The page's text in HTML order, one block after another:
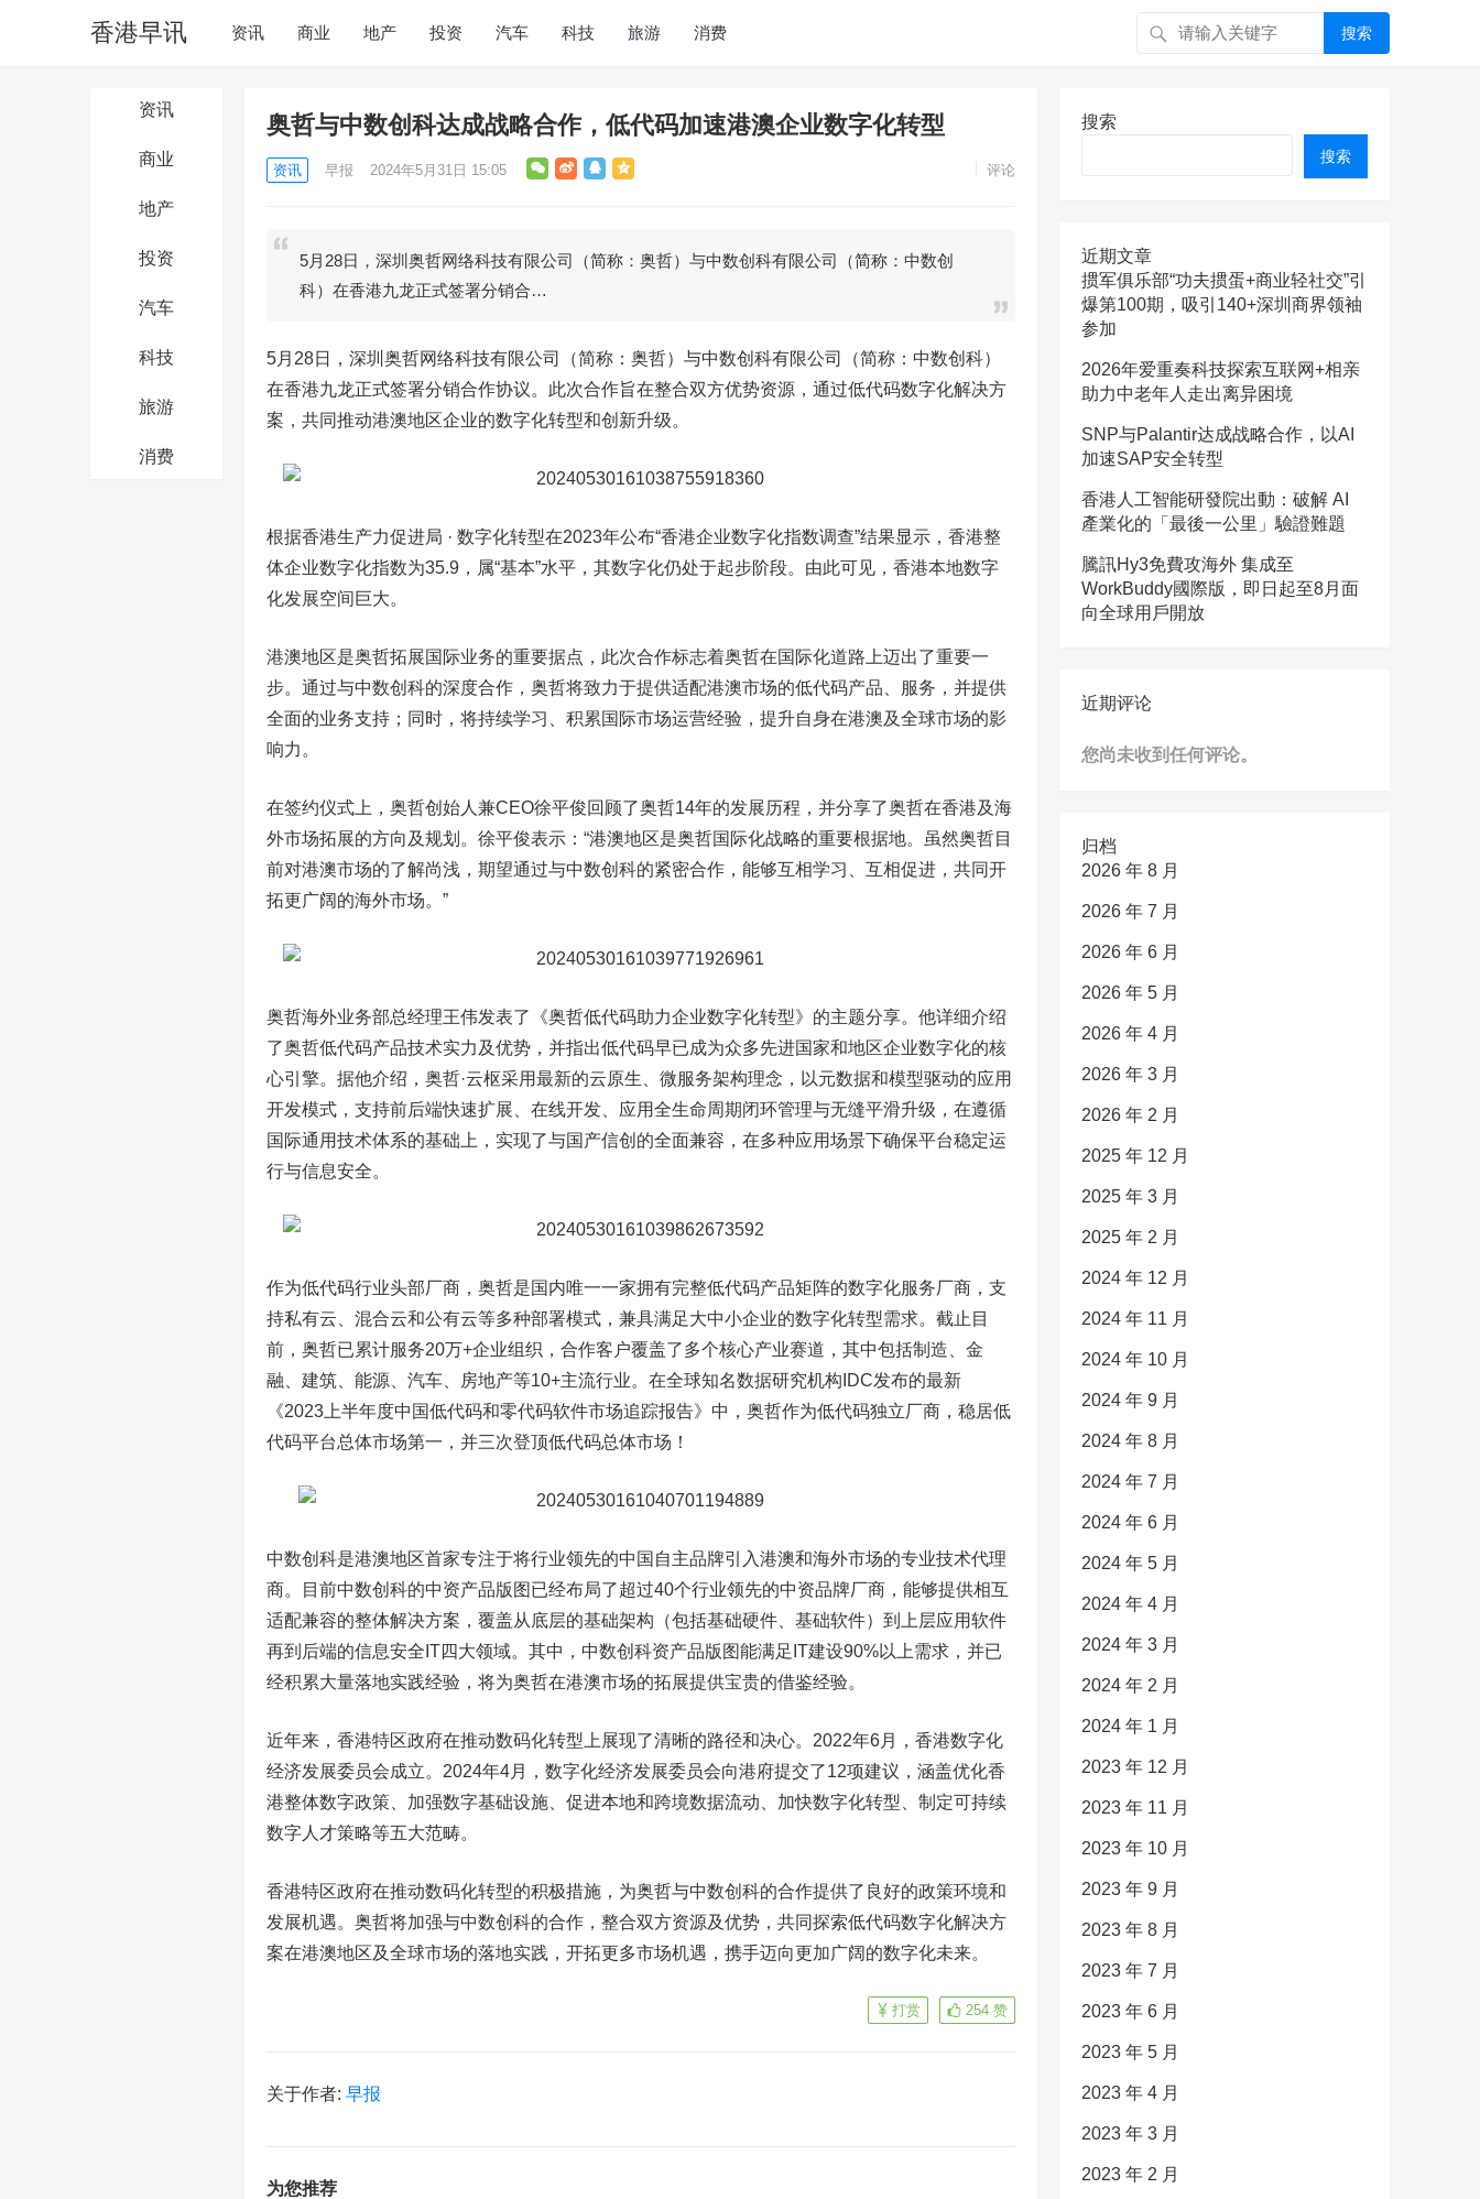
香港早讯 资讯 商业 地产 投资 汽车 科技 旅游 消费 搜索
资讯
商业
地产
投资
汽车
科技
旅游
消费
奥哲与中数创科达成战略合作，低代码加速港澳企业数字化转型
资讯 早报 2024年5月31日 15:05 评论
5月28日，深圳奥哲网络科技有限公司（简称：奥哲）与中数创科有限公司（简称：中数创
科）在香港九龙正式签署分销合…
5月28日，深圳奥哲网络科技有限公司（简称：奥哲）与中数创科有限公司（简称：中数创科）
在香港九龙正式签署分销合作协议。此次合作旨在整合双方优势资源，通过低代码数字化解决方
案，共同推动港澳地区企业的数字化转型和创新升级。
根据香港生产力促进局 · 数字化转型在2023年公布“香港企业数字化指数调查”结果显示，香港整
体企业数字化指数为35.9，属“基本”水平，其数字化仍处于起步阶段。由此可见，香港本地数字
化发展空间巨大。
港澳地区是奥哲拓展国际业务的重要据点，此次合作标志着奥哲在国际化道路上迈出了重要一
步。通过与中数创科的深度合作，奥哲将致力于提供适配港澳市场的低代码产品、服务，并提供
全面的业务支持；同时，将持续学习、积累国际市场运营经验，提升自身在港澳及全球市场的影
响力。
在签约仪式上，奥哲创始人兼CEO徐平俊回顾了奥哲14年的发展历程，并分享了奥哲在香港及海
外市场拓展的方向及规划。徐平俊表示：“港澳地区是奥哲国际化战略的重要根据地。虽然奥哲目
前对港澳市场的了解尚浅，期望通过与中数创科的紧密合作，能够互相学习、互相促进，共同开
拓更广阔的海外市场。”
奥哲海外业务部总经理王伟发表了《奥哲低代码助力企业数字化转型》的主题分享。他详细介绍
了奥哲低代码产品技术实力及优势，并指出低代码早已成为众多先进国家和地区企业数字化的核
心引擎。据他介绍，奥哲·云枢采用最新的云原生、微服务架构理念，以元数据和模型驱动的应用
开发模式，支持前后端快速扩展、在线开发、应用全生命周期闭环管理与无缝平滑升级，在遵循
国际通用技术体系的基础上，实现了与国产信创的全面兼容，在多种应用场景下确保平台稳定运
行与信息安全。
作为低代码行业头部厂商，奥哲是国内唯一一家拥有完整低代码产品矩阵的数字化服务厂商，支
持私有云、混合云和公有云等多种部署模式，兼具满足大中小企业的数字化转型需求。截止目
前，奥哲已累计服务20万+企业组织，合作客户覆盖了多个核心产业赛道，其中包括制造、金
融、建筑、能源、汽车、房地产等10+主流行业。在全球知名数据研究机构IDC发布的最新
《2023上半年度中国低代码和零代码软件市场追踪报告》中，奥哲作为低代码独立厂商，稳居低
代码平台总体市场第一，并三次登顶低代码总体市场！
中数创科是港澳地区首家专注于将行业领先的中国自主品牌引入港澳和海外市场的专业技术代理
商。目前中数创科的中资产品版图已经布局了超过40个行业领先的中资品牌厂商，能够提供相互
适配兼容的整体解决方案，覆盖从底层的基础架构（包括基础硬件、基础软件）到上层应用软件
再到后端的信息安全IT四大领域。其中，中数创科资产品版图能满足IT建设90%以上需求，并已
经积累大量落地实践经验，将为奥哲在港澳市场的拓展提供宝贵的借鉴经验。
近年来，香港特区政府在推动数码化转型上展现了清晰的路径和决心。2022年6月，香港数字化
经济发展委员会成立。2024年4月，数字化经济发展委员会向港府提交了12项建议，涵盖优化香
港整体数字政策、加强数字基础设施、促进本地和跨境数据流动、加快数字化转型、制定可持续
数字人才策略等五大范畴。
香港特区政府在推动数码化转型的积极措施，为奥哲与中数创科的合作提供了良好的政策环境和
发展机遇。奥哲将加强与中数创科的合作，整合双方资源及优势，共同探索低代码数字化解决方
案在港澳地区及全球市场的落地实践，开拓更多市场机遇，携手迈向更加广阔的数字化未来。
254 赞
打赏
关于作者: 早报
为您推荐
搜索
搜索
近期文章
掼军俱乐部“功夫掼蛋+商业轻社交”引
爆第100期，吸引140+深圳商界领袖
参加
2026年爱重奏科技探索互联网+相亲
助力中老年人走出离异困境
SNP与Palantir达成战略合作，以AI
加速SAP安全转型
香港人工智能研發院出動：破解 AI
產業化的「最後一公里」驗證難題
騰訊Hy3免費攻海外 集成至
WorkBuddy國際版，即日起至8月面
向全球用戶開放
近期评论
您尚未收到任何评论。
归档
2026 年 8 月
2026 年 7 月
2026 年 6 月
2026 年 5 月
2026 年 4 月
2026 年 3 月
2026 年 2 月
2025 年 12 月
2025 年 3 月
2025 年 2 月
2024 年 12 月
2024 年 11 月
2024 年 10 月
2024 年 9 月
2024 年 8 月
2024 年 7 月
2024 年 6 月
2024 年 5 月
2024 年 4 月
2024 年 3 月
2024 年 2 月
2024 年 1 月
2023 年 12 月
2023 年 11 月
2023 年 10 月
2023 年 9 月
2023 年 8 月
2023 年 7 月
2023 年 6 月
2023 年 5 月
2023 年 4 月
2023 年 3 月
2023 年 2 月